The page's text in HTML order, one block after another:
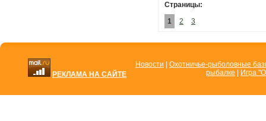
Страницы:
1
2 3
РЕКЛАМА НА САЙТЕ
Новости
Охотничье-рыболовные
рыбалке
Игра